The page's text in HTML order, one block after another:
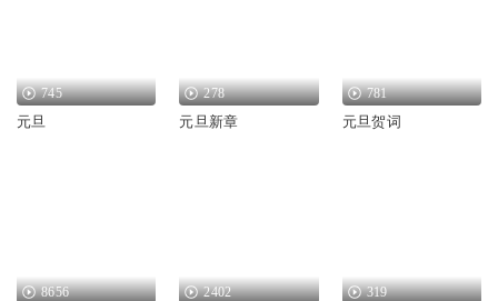
745
元旦
278
元旦新章
781
元旦贺词
8656 2402 319